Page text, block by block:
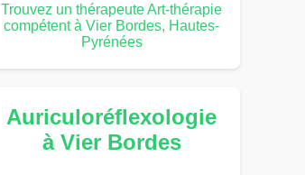
Trouvez un thérapeute Art-thérapie
compétent à Vier Bordes, Hautes-
Pyrénées
Auriculoréflexologie
à Vier Bordes